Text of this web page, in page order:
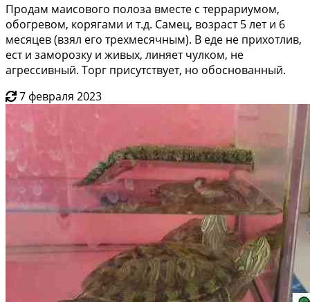
Продам маисового полоза вместе с террариумом,
обогревом, корягами и т.д. Самец, возраст 5 лет и 6
месяцев (взял его трехмесячным). В еде не прихотлив,
ест и заморозку и живых, линяет чулком, не
агрессивный. Торг присутствует, но обоснованный.
7 февраля 2023